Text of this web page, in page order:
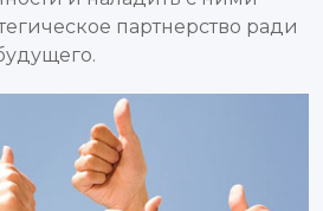
партнерство ради